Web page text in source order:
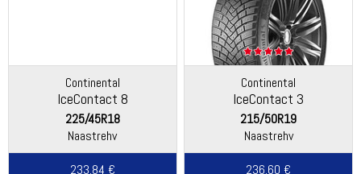
Continental
IceContact 8
225/45R18
Naastrehv
233.84 €
Continental
IceContact 3
215/50R19
Naastrehv
236.60 €